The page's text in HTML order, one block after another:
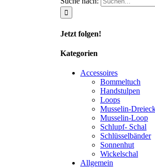
Jetzt folgen!
Kategorien
Accessoires
Bommeltuch
Handstulpen
Loops
Musselin-
Musselin-Loop
Schlupf- Schal
Schlüsselbänder
Sonnenhut
Wickelschal
Allgemein